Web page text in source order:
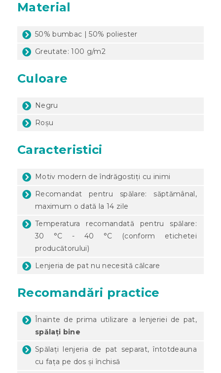
Material
50% bumbac | 50% poliester
Greutate: 100 g/m2
Culoare
Negru
Roșu
Caracteristici
Motiv modern de îndrăgostiți cu inimi
Recomandat pentru spălare: săptămânal,
maximum o dată la 14 zile
Temperatura recomandată pentru spălare:
30 °C - 40 °C (conform etichetei
producătorului)
Lenjeria de pat nu necesită călcare
Recomandări practice
Înainte de prima utilizare a lenjeriei de pat,
spălați bine
Spălați lenjeria de pat separat, întotdeauna
cu fața pe dos și închisă